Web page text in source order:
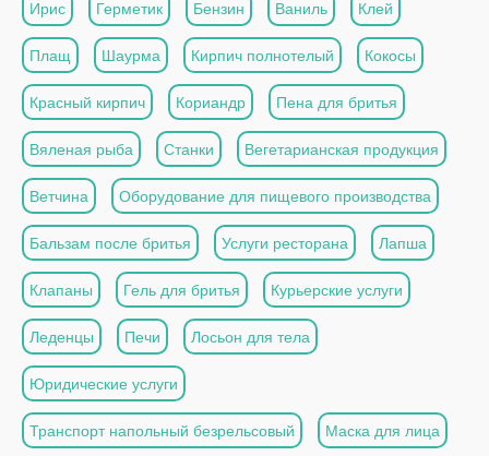
Ирис Герметик Бензин Ваниль Клей
Плащ Шаурма Кирпич полнотелый Кокосы
Красный кирпич Кориандр Пена для бритья
Вяленая рыба Станки Вегетарианская продукция
Ветчина Оборудование для пищевого производства
Бальзам после бритья Услуги ресторана Лапша
Клапаны Гель для бритья Курьерские услуги
Леденцы Печи Лосьон для тела
Юридические услуги
Транспорт напольный безрельсовый Маска для лица